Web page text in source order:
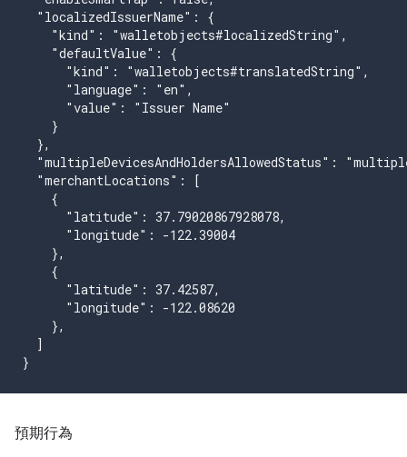
  "localizedIssuerName": {
    "kind": "walletobjects#localizedString",
    "defaultValue": {
      "kind": "walletobjects#translatedString",
      "language": "en",
      "value": "Issuer Name"
    }
  },
"multipleDevicesAndHoldersAllowedStatus":
  "merchantLocations": [
    {
      "latitude": 37.79020867928078,
      "longitude": -122.39004
    },
    {
      "latitude": 37.42587,
      "longitude": -122.08620
    },
  ]
}
預期行為